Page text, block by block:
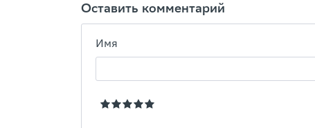
Оставить комментарий
Имя